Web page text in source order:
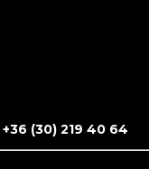
+36 (30) 219 40 64